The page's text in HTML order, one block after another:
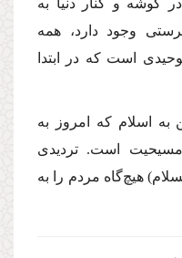
گوشه و كنار دنیا به
وجود دارد، همه
است كه در ابتدا
به اسلام كه امروز به
است. تردیدى
هیچ‌گاه مردم را به